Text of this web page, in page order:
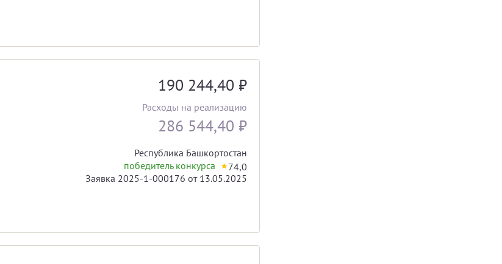
190 244,40 ₽
Расходы на реализацию
286 544,40 ₽
Республика Башкортостан
победитель конкурса
74,0
Заявка 2025-1-000176 от 13.05.2025